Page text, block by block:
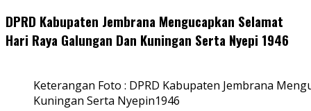
DPRD Kabupaten Jembrana Mengucapkan Selamat
Hari Raya Galungan Dan Kuningan Serta Nyepi 1946
Keterangan Foto : DPRD Kabupaten Jembrana
Kuningan Serta Nyepin1946